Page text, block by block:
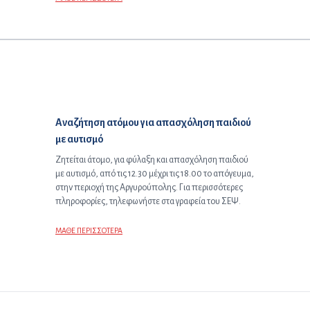
Επόμενο άρθρο:
Αναζήτηση ατόμου για απασχόληση παιδιού
με αυτισμό
Ζητείται άτομο, για φύλαξη και απασχόληση παιδιού
με αυτισμό, από τις 12.30 μέχρι τις 18.00 το απόγευμα,
στην περιοχή της Αργυρούπολης. Για περισσότερες
πληροφορίες, τηλεφωνήστε στα γραφεία του ΣΕΨ.
ΜΑΘΕ ΠΕΡΙΣΣΟΤΕΡΑ